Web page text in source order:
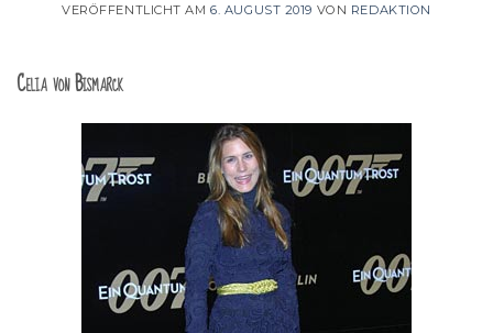
VERÖFFENTLICHT AM6. AUGUST 2019 VON REDAKTION
Celia von Bismarck